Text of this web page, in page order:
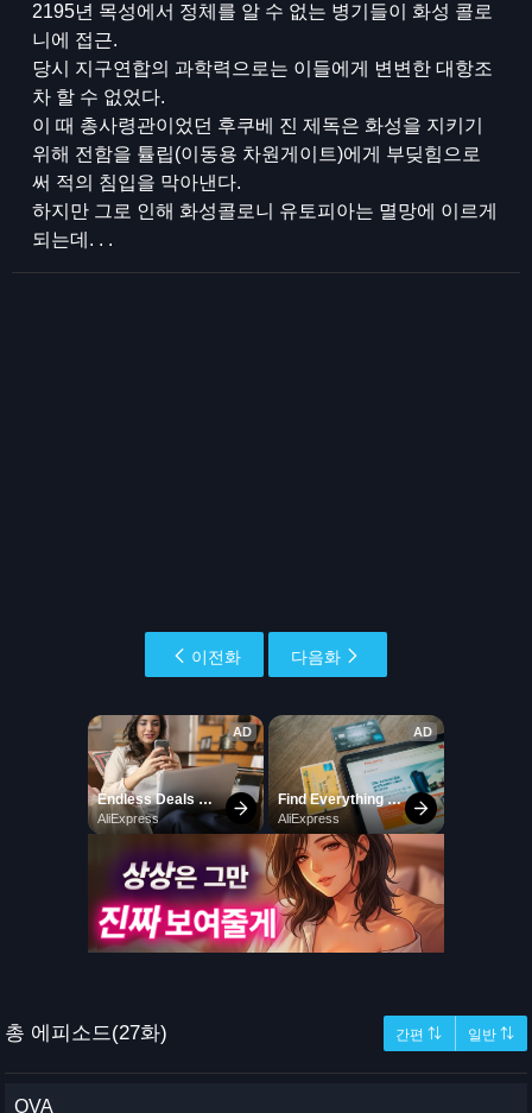
2195년 목성에서 정체를 알 수 없는 병기들이 화성 콜로
니에 접근.
당시 지구연합의 과학력으로는 이들에게 변변한 대항조
차 할 수 없었다.
이 때 총사령관이었던 후쿠베 진 제독은 화성을 지키기
위해 전함을 튤립(이동용 차원게이트)에게 부딪힘으로
써 적의 침입을 막아낸다.
하지만 그로 인해 화성콜로니 유토피아는 멸망에 이르게
되는데. . .
이전화 다음화
총 에피소드(27화) 간편 ⇅ 일반 ⇅
OVA